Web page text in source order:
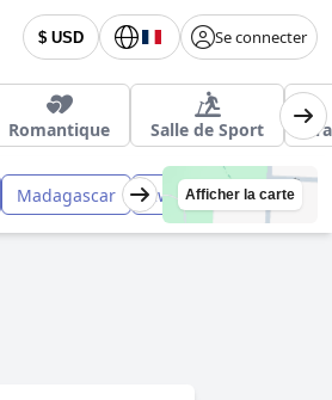
$ USD Se connecter
Romantique Salle de Sport
Madagascar Rwanda Namibie
Afficher la carte